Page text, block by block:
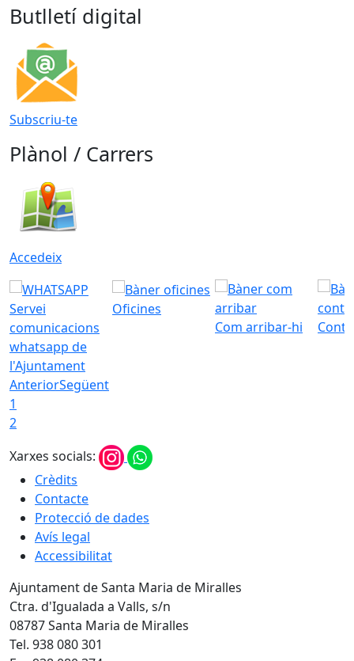
Butlletí digital
Subscriu-te
Plànol / Carrers
Accedeix
Servei
comunicacions
whatsapp de
l'Ajuntament
Oficines
Com arribar-hi
AnteriorSegüent
1
2
Xarxes socials:
Crèdits
Contacte
Protecció de dades
Avís legal
Accessibilitat
Ajuntament de Santa Maria de Miralles
Ctra. d'Igualada a Valls, s/n
08787 Santa Maria de Miralles
Tel. 938 080 301